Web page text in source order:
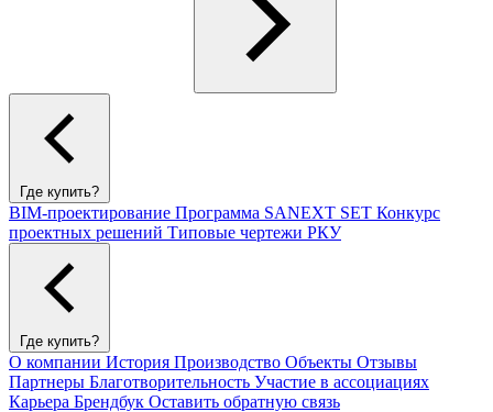
Где купить?
BIM-проектирование Программа SANEXT SET Конкурс
проектных решений Типовые чертежи РКУ
Где купить?
О компании История Производство Объекты Отзывы
Партнеры Благотворительность Участие в ассоциациях
Карьера Брендбук Оставить обратную связь